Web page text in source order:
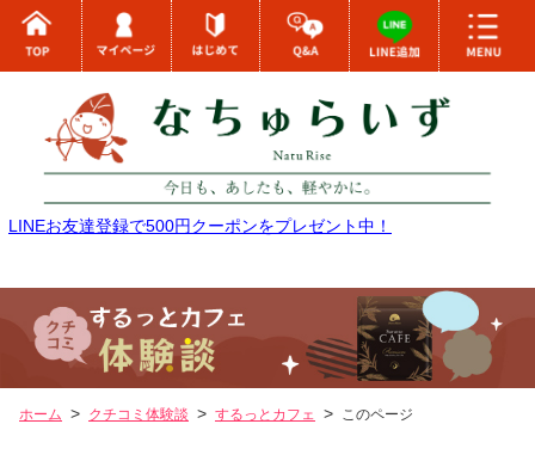
LINEお友達登録で500円クーポンをプレゼント中！
ホーム クチコミ体験談 するっとカフェ このページ